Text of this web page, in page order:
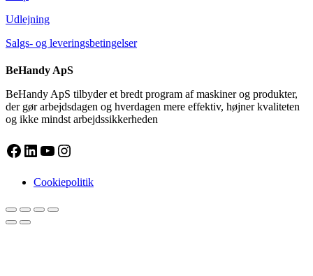
Udlejning
Salgs- og leveringsbetingelser
BeHandy ApS
BeHandy ApS tilbyder et bredt program af maskiner og produkter,
der gør arbejdsdagen og hverdagen mere effektiv, højner kvaliteten
og ikke mindst arbejdssikkerheden
Facebook
LinkedIn
YouTube
Instagram
Cookiepolitik